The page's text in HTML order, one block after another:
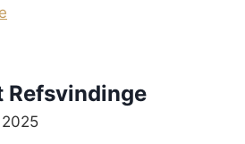
Refsvindinge